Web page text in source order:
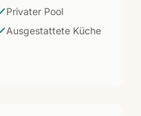
die separate
Privater Pool
Ausgestattete Küche